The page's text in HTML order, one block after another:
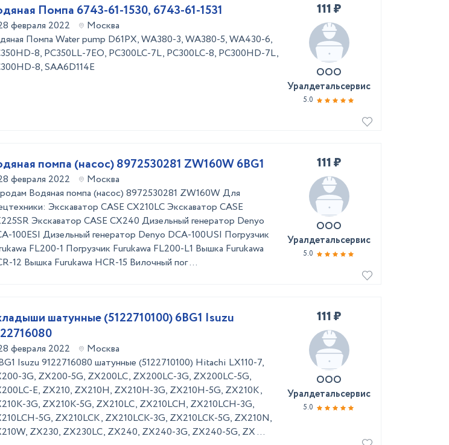
Помпа 6743-61-1530, 6743-61-1531
февраля 2022
Москва
Помпа Water pump D61PX, WA380-3, WA380-5, WA430-6,
8, PC350LL-7EO, PC300LC-7L, PC300LC-8, PC300HD-7L,
8, SAA6D114E
111 ₽
ООО
Уралдетальсервис
5.0
помпа (насос) 8972530281 ZW160W 6BG1
февраля 2022
Москва
Водяная помпа (насос) 8972530281 ZW160W Для
Экскаватор CASE CX210LC Экскаватор CASE
Экскаватор CASE CX240 Дизельный генератор Denyo
100ESI Дизельный генератор Denyo DCA-100USI Погрузчик
FL200-1 Погрузчик Furukawa FL200-L1 Вышка Furukawa
12 Вышка Furukawa HCR-15 Вилочный пог ...
111 ₽
ООО
Уралдетальсервис
5.0
шатунные (5122710100) 6BG1 Isuzu
февраля 2022
Москва
Isuzu 9122716080 шатунные (5122710100) Hitachi LX110-7,
3G, ZX200-5G, ZX200LC, ZX200LC-3G, ZX200LC-5G,
E, ZX210, ZX210H, ZX210H-3G, ZX210H-5G, ZX210K,
3G, ZX210K-5G, ZX210LC, ZX210LCH, ZX210LCH-3G,
5G, ZX210LCK, ZX210LCK-3G, ZX210LCK-5G, ZX210N,
ZX230, ZX230LC, ZX240, ZX240-3G, ZX240-5G, ZX ...
111 ₽
ООО
Уралдетальсервис
5.0